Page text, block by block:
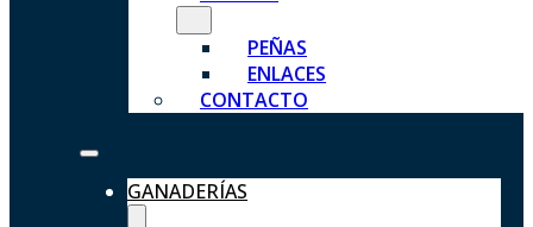
PEÑAS
ENLACES
CONTACTO
GANADERÍAS